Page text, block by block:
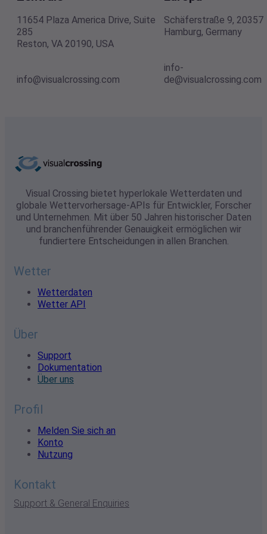
11654 Plaza America Drive, Suite
285
Reston, VA 20190, USA
info@visualcrossing.com
Schäferstraße 9, 20357
Hamburg, Germany
info-
de@visualcrossing.com
Visual Crossing bietet hyperlokale Wetterdaten und
globale Wettervorhersage-APIs für Entwickler, Forscher
und Unternehmen. Mit über 50 Jahren historischer Daten
und branchenführender Genauigkeit ermöglichen wir
fundiertere Entscheidungen in allen Branchen.
Wetter
Wetterdaten
Wetter API
Über
Support
Dokumentation
Über uns
Profil
Melden Sie sich an
Konto
Nutzung
Kontakt
Support & General Enquiries